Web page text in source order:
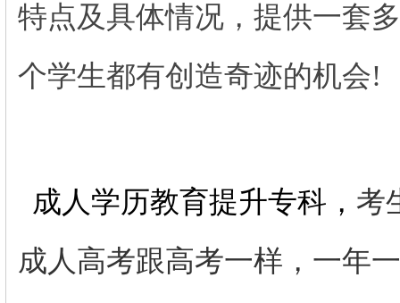
特点及具体情况，提供一套
个学生都有创造奇迹的机会!
成人学历教育提升专科， 考
成人高考跟高考一样，一年